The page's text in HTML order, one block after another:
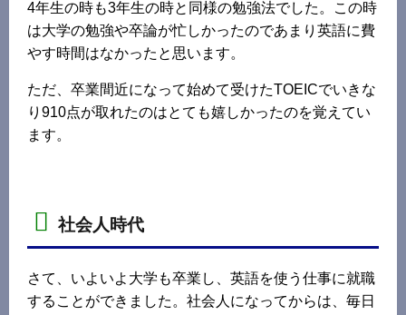
4年生の時も3年生の時と同様の勉強法でした。この時
は大学の勉強や卒論が忙しかったのであまり英語に費
やす時間はなかったと思います。
ただ、卒業間近になって始めて受けたTOEICでいきな
り910点が取れたのはとても嬉しかったのを覚えてい
ます。
社会人時代
さて、いよいよ大学も卒業し、英語を使う仕事に就職
することができました。社会人になってからは、毎日